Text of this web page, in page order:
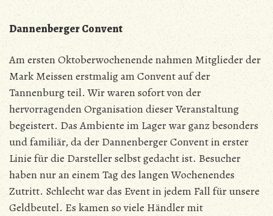
Dannenberger Convent
Am ersten Oktoberwochenende nahmen Mitglieder der
Mark Meissen erstmalig am Convent auf der
Tannenburg teil. Wir waren sofort von der
hervorragenden Organisation dieser Veranstaltung
begeistert. Das Ambiente im Lager war ganz besonders
und familiär, da der Dannenberger Convent in erster
Linie für die Darsteller selbst gedacht ist. Besucher
haben nur an einem Tag des langen Wochenendes
Zutritt. Schlecht war das Event in jedem Fall für unsere
Geldbeutel. Es kamen so viele Händler mit